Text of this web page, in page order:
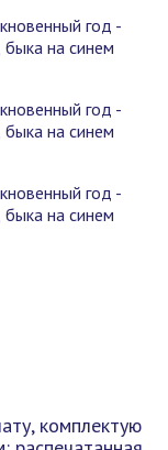
комплектую